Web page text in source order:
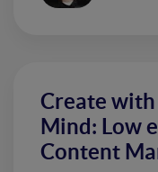
Create
Mind: Low
Content